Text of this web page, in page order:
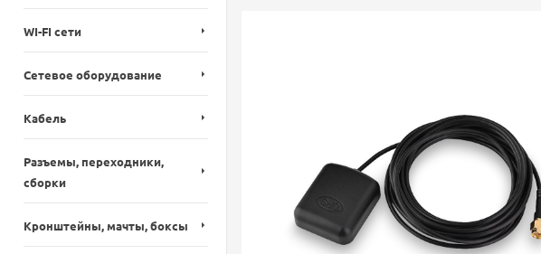
WI-FI сети
Сетевое оборудование
Кабель
Разъемы, переходники,
сборки
Кронштейны, мачты, боксы